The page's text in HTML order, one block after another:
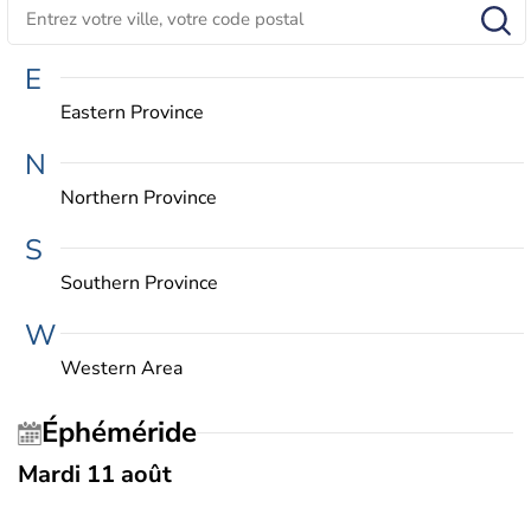
E
Eastern Province
N
Northern Province
S
Southern Province
W
Western Area
Éphéméride
Mardi 11 août